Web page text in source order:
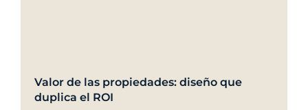
Valor de las propiedades: diseño que
duplica el ROI